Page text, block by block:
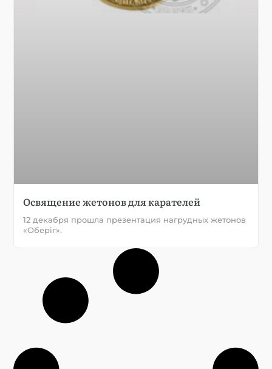
Освящение жетонов для карателей
12 декабря прошла презентация нагрудных жетонов
«Оберiг».